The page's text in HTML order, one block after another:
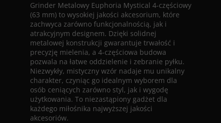
Grinder Metalowy Euphoria Mystical 4-częściowy
(63 mm) to wysokiej jakości akcesorium, które
zachwyca zarówno funkcjonalnością, jak i
atrakcyjnym designem. Dzięki solidnej
metalowej konstrukcji gwarantuje trwałość i
precyzję mielenia, a 4-częściowa budowa
pozwala na łatwe oddzielenie i zebranie pyłku.
Niezwykły, mistyczny wzór nadaje mu unikalny
charakter, czyniąc go idealnym wyborem dla
osób ceniących zarówno styl, jak i wygodę
użytkowania. To niezastąpiony gadżet dla
każdego miłośnika najwyższej jakości
akcesoriów.